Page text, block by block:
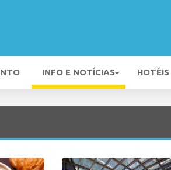
INFO E NOTÍCIAS HOTÉIS